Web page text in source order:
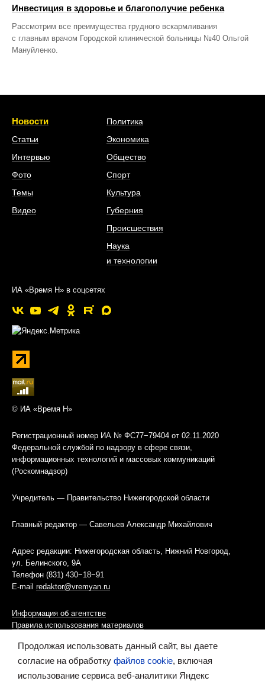
Инвестиция в здоровье и благополучие ребенка
Рассмотрим все преимущества грудного вскармливания
с главным врачом Городской клинической больницы №40 Ольгой
Мануйленко.
Новости
Статьи
Интервью
Фото
Темы
Видео
Политика
Экономика
Общество
Спорт
Культура
Губерния
Происшествия
Наука
и технологии
ИА «Время Н» в соцсетях
© ИА «Время Н»
Регистрационный номер ИА № ФС77−79404 от 02.11.2020
Федеральной службой по надзору в сфере связи,
информационных технологий и массовых коммуникаций
(Роскомнадзор)
Учредитель — Правительство Нижегородской области
Главный редактор — Савельев Александр Михайлович
Адрес редакции: Нижегородская область, Нижний Новгород,
ул. Белинского, 9А
Телефон (831) 430−18−91
E-mail redaktor@vremyan.ru
Информация об агентстве
Правила использования материалов
Информационная политика использования «cookies»-файлов
Ресурс содержит материалы 16+
Продолжая использовать данный сайт, вы даете
согласие на обработку файлов cookie, включая
использование сервиса веб-аналитики Яндекс